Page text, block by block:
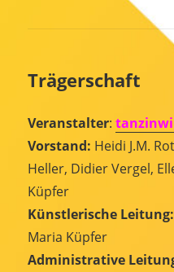
Trägerschaft
Veranstalter:
Vorstand: Heidi J.M.
Heller, Didier Vergel,
Küpfer
Künstlerische Leitung:
Maria Küpfer
Administrative